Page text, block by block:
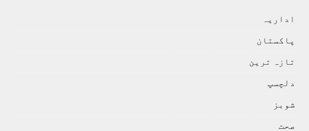
اداريہ
پاکستان
تازہ ترين
دلچسپ
شوبز
صحت